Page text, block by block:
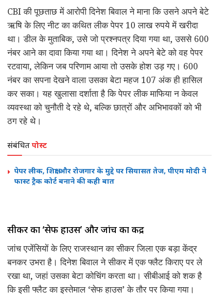
CBI की पूछताछ में आरोपी दिनेश बिवाल ने माना कि उसने अपने बेटे
ऋषि के लिए नीट का कथित लीक पेपर 10 लाख रुपये में खरीदा
था। डील के मुताबिक, उसे जो प्रश्नपत्र दिया गया था, उससे 600
नंबर आने का दावा किया गया था। दिनेश ने अपने बेटे को वह पेपर
रटवाया, लेकिन जब परिणाम आया तो उसके होश उड़ गए। 600
नंबर का सपना देखने वाला उसका बेटा महज 107 अंक ही हासिल
कर सका। यह खुलासा दर्शाता है कि पेपर लीक माफिया न केवल
व्यवस्था को चुनौती दे रहे थे, बल्कि छात्रों और अभिभावकों को भी
ठग रहे थे।
संबंधितपोस्ट
पेपर लीक, शिक्षा और रोजगार के मुद्दे पर सियासत तेज, पीएम मोदी ने
फास्ट ट्रैक कोर्ट बनाने की कही बात
सीकर का ‘सेफ हाउस’ और जांच का केंद्र
जांच एजेंसियों के लिए राजस्थान का सीकर जिला एक बड़ा केंद्र
बनकर उभरा है। दिनेश बिवाल ने सीकर में एक फ्लैट किराए पर ले
रखा था, जहां उसका बेटा कोचिंग करता था। सीबीआई को शक है
कि इसी फ्लैट का इस्तेमाल ‘सेफ हाउस’ के तौर पर किया गया।